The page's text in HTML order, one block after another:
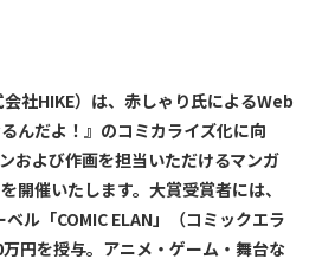
社HIKE）は、赤しゃり氏によるWeb
んだよ！』のコミカライズ化に向
および作画を担当いただけるマンガ
開催いたします。大賞受賞者には、
ル「COMIC ELAN」（コミックエラ
円を授与。アニメ・ゲーム・舞台な